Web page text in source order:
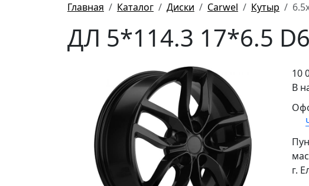
Главная Каталог Диски Carwel Кутыр
ДЛ 5*114.3 17*6.5
10
В
г.